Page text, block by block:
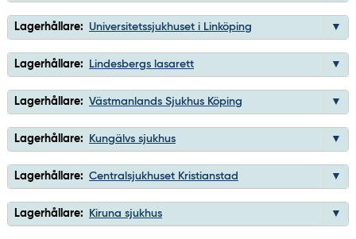
Lagerhållare: Universitetssjukhuset i Linköping
Lagerhållare: Lindesbergs lasarett
Lagerhållare: Västmanlands Sjukhus Köping
Lagerhållare: Kungälvs sjukhus
Lagerhållare: Centralsjukhuset Kristianstad
Lagerhållare: Kiruna sjukhus